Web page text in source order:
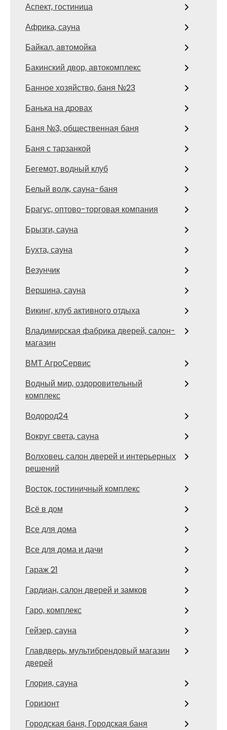
Аспект, гостиница
Африка, сауна
Байкал, автомойка
Бакинский двор, автокомплекс
Банное хозяйство, баня №23
Банька на дровах
Баня №3, общественная баня
Баня с тарзанкой
Бегемот, водный клуб
Белый волк, сауна-баня
Брагус, оптово-торговая компания
Брызги, сауна
Бухта, сауна
Везунчик
Вершина, сауна
Викинг, клуб активного отдыха
Владимирская фабрика дверей, салон-
магазин
ВМТ АгроСервис
Водный мир, оздоровительный
комплекс
Водород24
Вокруг света, сауна
Волховец, салон дверей и интерьерных
решений
Восток, гостиничный комплекс
Всё в дом
Все для дома
Все для дома и дачи
Гараж 21
Гардиан, салон дверей и замков
Гаро, комплекс
Гейзер, сауна
Главдверь, мультибрендовый магазин
дверей
Глория, сауна
Горизонт
Городская баня, Городская баня